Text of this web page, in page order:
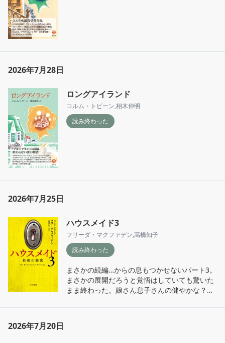
2026年7月28日
ロングアイランド
コルム・トビーン,栩木伸明
読み終わった
2026年7月25日
ハウスメイド3
フリーダ・マクファデン,高橋知子
読み終わった
まさかの続編…からの息もつかせないパート3。
まさかの展開だろうと覚悟はしていても驚いた
まま終わった。娘さん息子さんの健やかな？成
2026年7月20日